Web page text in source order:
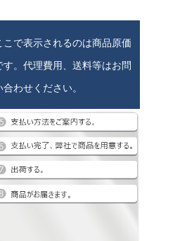
こで表示されるのは商品原価
す。代理費用、送料等はお問
合わせください。